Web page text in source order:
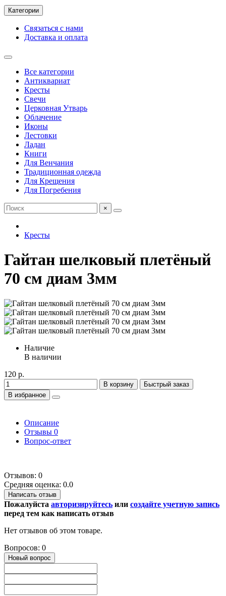
Категории
Связаться с нами
Доставка и оплата
Все категории
Антиквариат
Кресты
Свечи
Церковная Утварь
Облачение
Иконы
Лестовки
Ладан
Книги
Для Венчания
Традиционная одежда
Для Крещения
Для Погребения
×
Кресты
Гайтан шелковый плетёный
70 см диам 3мм
Наличие
В наличии
120 р.
В корзину
Быстрый заказ
В избранное
Описание
Отзывы 0
Вопрос-ответ
Отзывов: 0
Средняя оценка: 0.0
Написать отзыв
Пожалуйста авторизируйтесь или создайте учетную запись
перед тем как написать отзыв
Нет отзывов об этом товаре.
Вопросов: 0
Новый вопрос